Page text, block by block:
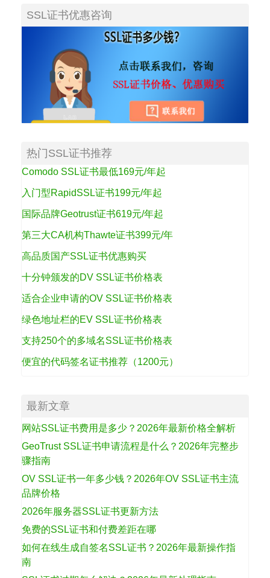
SSL证书优惠咨询
热门SSL证书推荐
Comodo SSL证书最低169元/年起
入门型RapidSSL证书199元/年起
国际品牌Geotrust证书619元/年起
第三大CA机构Thawte证书399元/年
高品质国产SSL证书优惠购买
十分钟颁发的DV SSL证书价格表
适合企业申请的OV SSL证书价格表
绿色地址栏的EV SSL证书价格表
支持250个的多域名SSL证书价格表
便宜的代码签名证书推荐（1200元）
最新文章
网站SSL证书费用是多少？2026年最新价格全解析
GeoTrust SSL证书申请流程是什么？2026年完整步
骤指南
OV SSL证书一年多少钱？2026年OV SSL证书主流
品牌价格
2026年服务器SSL证书更新方法
免费的SSL证书和付费差距在哪
如何在线生成自签名SSL证书？2026年最新操作指
南